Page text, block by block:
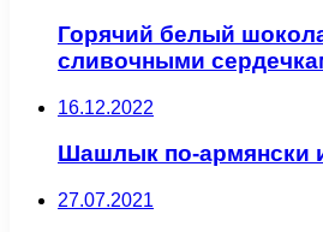
Горячий белый
сливочными
16.12.2022
Шашлык по-армянски
27.07.2021